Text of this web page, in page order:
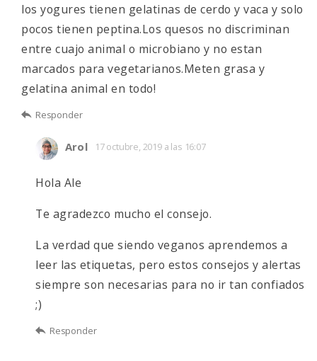
los yogures tienen gelatinas de cerdo y vaca y solo
pocos tienen peptina.Los quesos no discriminan
entre cuajo animal o microbiano y no estan
marcados para vegetarianos.Meten grasa y
gelatina animal en todo!
Responder
Arol 17 octubre, 2019 a las 16:07
Hola Ale
Te agradezco mucho el consejo.
La verdad que siendo veganos aprendemos a
leer las etiquetas, pero estos consejos y alertas
siempre son necesarias para no ir tan confiados
;)
Responder